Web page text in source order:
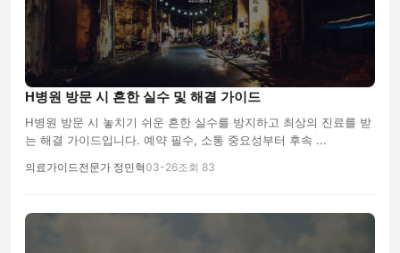
H병원 방문 시 흔한 실수 및 해결 가이드
H병원 방문 시 놓치기 쉬운 흔한 실수를 방지하고 최상의 진료를 받
는 해결 가이드입니다. 예약 필수, 소통 중요성부터 후속 ...
의료가이드전문가 정민혁03-26조회 83